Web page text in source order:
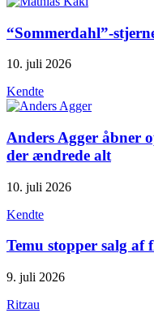
“Sommerdahl”-
10. juli 2026
Kendte
Anders Agger åbner
der ændrede alt
10. juli 2026
Kendte
Temu stopper salg af
9. juli 2026
Ritzau